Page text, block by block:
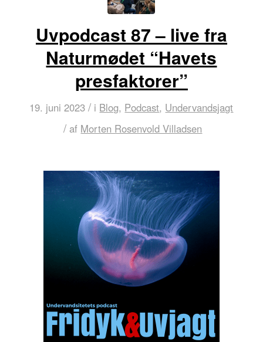
Uvpodcast 87 – live fra
Naturmødet “Havets
presfaktorer”
19. juni 2023 / i Blog, Podcast, Undervandsjagt
/ af Morten Rosenvold Villadsen